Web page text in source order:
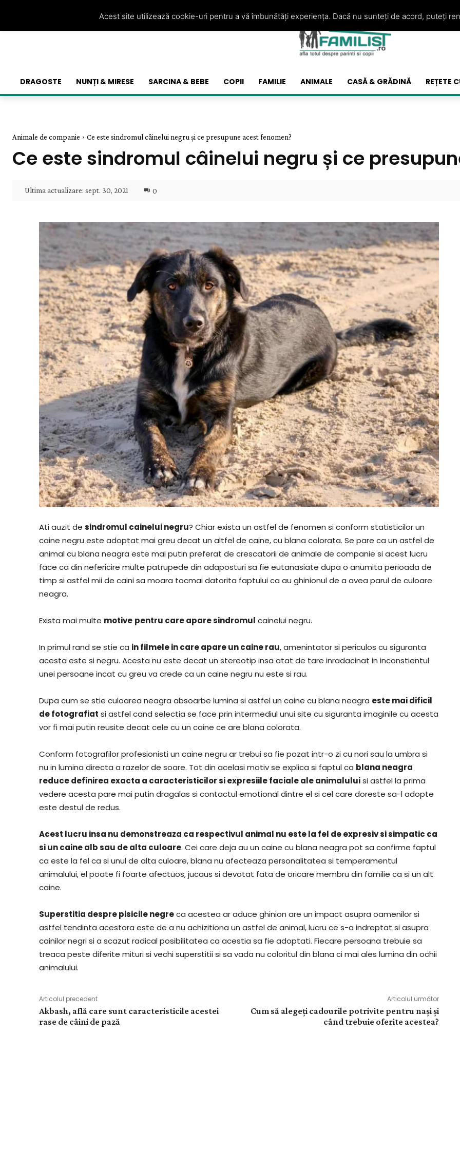
DRAGOSTE NUNȚI & MIRESE SARCINA & BEBE COPII FAMILIE ANIMALE CASĂ & GRĂDINĂ REȚETE
Animale de companie Ce este sindromul câinelui negru și ce presupune acest fenomen?
Ce este sindromul câinelui negru și ce
Ultima actualizare: sept. 30, 2021 0
Ati auzit de sindromul cainelui negru? Chiar exista un astfel de fenomen si conform statisticilor un
caine negru este adoptat mai greu decat un altfel de caine, cu blana colorata. Se pare ca un astfel de
animal cu blana neagra este mai putin preferat de crescatorii de animale de companie si acest lucru
face ca din nefericire multe patrupede din adaposturi sa fie eutanasiate dupa o anumita perioada de
timp si astfel mii de caini sa moara tocmai datorita faptului ca au ghinionul de a avea parul de culoare
neagra.
Exista mai multe motive pentru care apare sindromul cainelui negru.
In primul rand se stie ca in filmele in care apare un caine rau, amenintator si periculos cu siguranta
acesta este si negru. Acesta nu este decat un stereotip insa atat de tare inradacinat in inconstientul
unei persoane incat cu greu va crede ca un caine negru nu este si rau.
Dupa cum se stie culoarea neagra absoarbe lumina si astfel un caine cu blana neagra este mai dificil
de fotografiat si astfel cand selectia se face prin intermediul unui site cu siguranta imaginile cu acesta
vor fi mai putin reusite decat cele cu un caine ce are blana colorata.
Conform fotografilor profesionisti un caine negru ar trebui sa fie pozat intr-o zi cu nori sau la umbra si
nu in lumina directa a razelor de soare. Tot din acelasi motiv se explica si faptul ca blana neagra
reduce definirea exacta a caracteristicilor si expresiile faciale ale animaluluisi astfel la prima
vedere acesta pare mai putin dragalas si contactul emotional dintre el si cel care doreste sa-l adopte
este destul de redus.
Acest lucru insa nu demonstreaza ca respectivul animal nu este la fel de expresiv si simpatic ca
si un caine alb sau de alta culoare. Cei care deja au un caine cu blana neagra pot sa confirme faptul
ca este la fel ca si unul de alta culoare, blana nu afecteaza personalitatea si temperamentul
animalului, el poate fi foarte afectuos, jucaus si devotat fata de oricare membru din familie ca si un alt
caine.
Superstitia despre pisicile negreca acestea ar aduce ghinion are un impact asupra oamenilor si
astfel tendinta acestora este de a nu achizitiona un astfel de animal, lucru ce s-a indreptat si asupra
cainilor negri si a scazut radical posibilitatea ca acestia sa fie adoptati. Fiecare persoana trebuie sa
treaca peste diferite mituri si vechi superstitii si sa vada nu coloritul din blana ci mai ales lumina din ochii
animalului.
Articolul precedent
Akbash, află care sunt caracteristicile acestei
rase de câini de pază
Articolul următor
Cum să alegeți cadourile potrivite pentru nași și
când trebuie oferite acestea?
Acest site utilizează cookie-uri pentru a vă îmbunătăți experiența. Dacă nu sunteți de acord, puteți